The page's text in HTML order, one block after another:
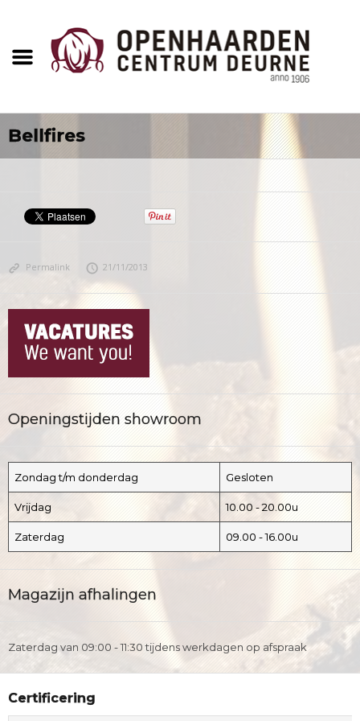
Bellfires
Permalink 21/11/2013
Openingstijden showroom
Zondag t/m donderdag Gesloten
Vrijdag 10.00 - 20.00u
Zaterdag 09.00 - 16.00u
Magazijn afhalingen
Zaterdag van 09:00 - 11:30 tijdens werkdagen op afspraak
Certificering